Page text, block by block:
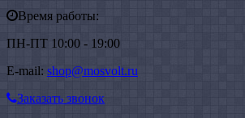
Время работы:
ПН-ПТ 10:00 - 19:00
E-mail: shop@mosvolt.ru
Заказать звонок